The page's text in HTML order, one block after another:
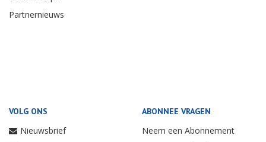
Partnernieuws
VOLG ONS
Nieuwsbrief
ABONNEE VRAGEN
Neem een Abonnement